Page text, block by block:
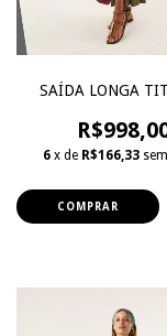
SAÍDA LONGA
6 x de R$166,33